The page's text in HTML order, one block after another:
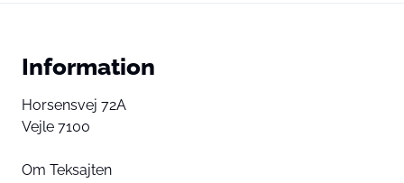
Information
Horsensvej 72A
Vejle 7100
Om Teksajten